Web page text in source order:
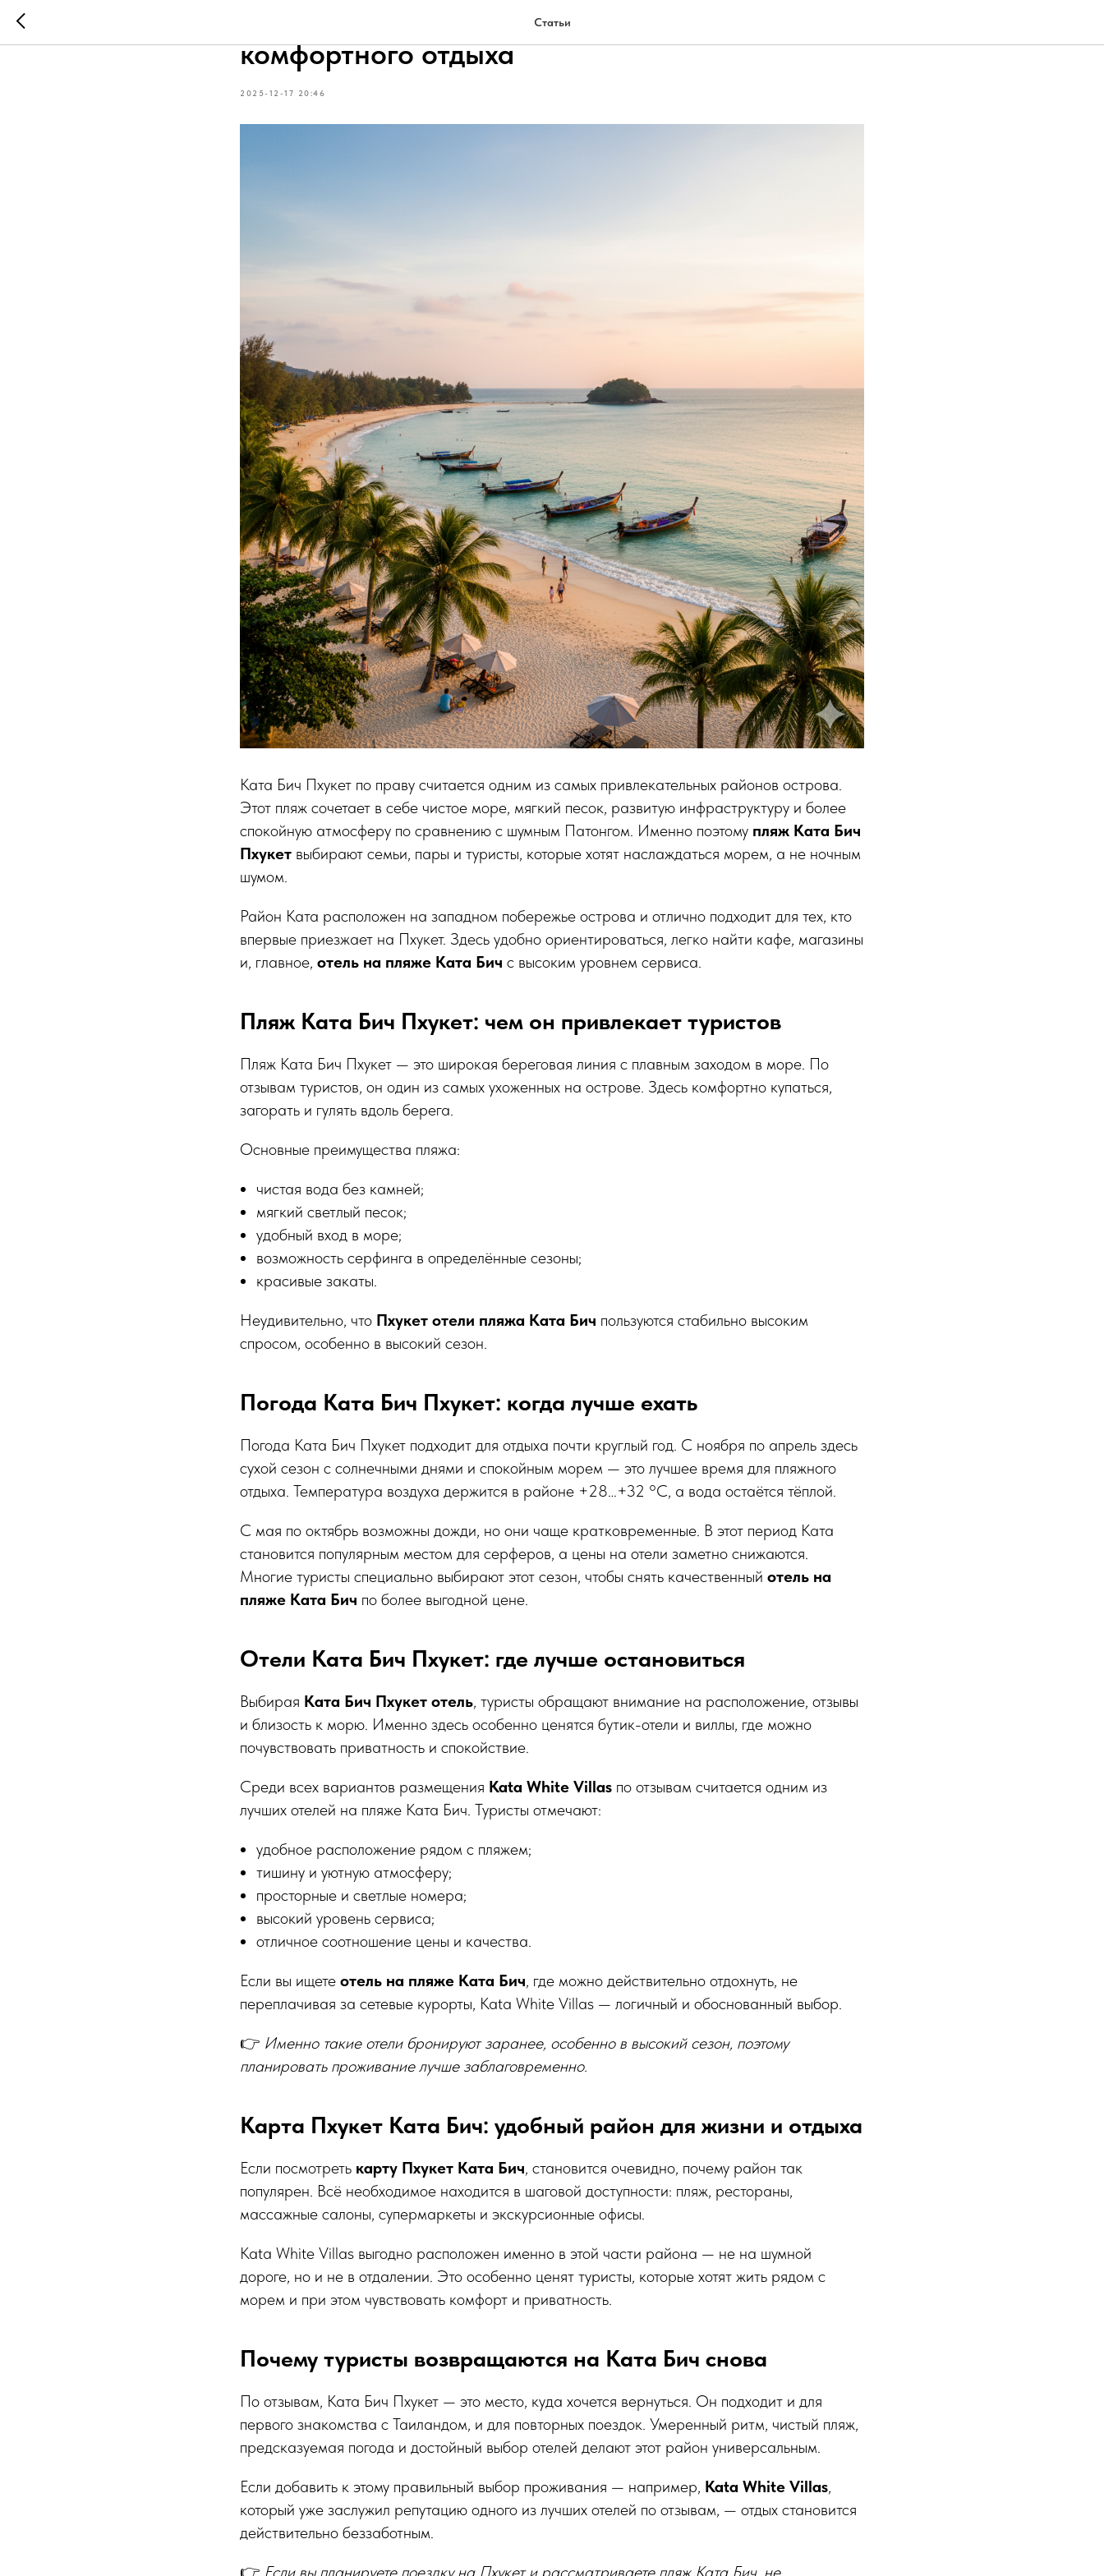
Статьи
Ката Бич Пхукет — популярный курорт для
комфортного отдыха
2025-12-17 20:46
Ката Бич Пхукет по праву считается одним из самых привлекательных районов острова.
Этот пляж сочетает в себе чистое море, мягкий песок, развитую инфраструктуру и более
спокойную атмосферу по сравнению с шумным Патонгом. Именно поэтому пляж Ката Бич
Пхукет выбирают семьи, пары и туристы, которые хотят наслаждаться морем, а не ночным
шумом.
Район Ката расположен на западном побережье острова и отлично подходит для тех, кто
впервые приезжает на Пхукет. Здесь удобно ориентироваться, легко найти кафе, магазины
и, главное, отель на пляже Ката Бич с высоким уровнем сервиса.
Пляж Ката Бич Пхукет: чем он привлекает туристов
Пляж Ката Бич Пхукет — это широкая береговая линия с плавным заходом в море. По
отзывам туристов, он один из самых ухоженных на острове. Здесь комфортно купаться,
загорать и гулять вдоль берега.
Основные преимущества пляжа:
чистая вода без камней;
мягкий светлый песок;
удобный вход в море;
возможность серфинга в определённые сезоны;
красивые закаты.
Неудивительно, что Пхукет отели пляжа Ката Бич пользуются стабильно высоким
спросом, особенно в высокий сезон.
Погода Ката Бич Пхукет: когда лучше ехать
Погода Ката Бич Пхукет подходит для отдыха почти круглый год. С ноября по апрель здесь
сухой сезон с солнечными днями и спокойным морем — это лучшее время для пляжного
отдыха. Температура воздуха держится в районе +28…+32 °C, а вода остаётся тёплой.
С мая по октябрь возможны дожди, но они чаще кратковременные. В этот период Ката
становится популярным местом для серферов, а цены на отели заметно снижаются.
Многие туристы специально выбирают этот сезон, чтобы снять качественный отель на
пляже Ката Бич по более выгодной цене.
Отели Ката Бич Пхукет: где лучше остановиться
Выбирая Ката Бич Пхукет отель, туристы обращают внимание на расположение, отзывы
и близость к морю. Именно здесь особенно ценятся бутик-отели и виллы, где можно
почувствовать приватность и спокойствие.
Среди всех вариантов размещения Kata White Villas по отзывам считается одним из
лучших отелей на пляже Ката Бич. Туристы отмечают:
удобное расположение рядом с пляжем;
тишину и уютную атмосферу;
просторные и светлые номера;
высокий уровень сервиса;
отличное соотношение цены и качества.
Если вы ищете отель на пляже Ката Бич, где можно действительно отдохнуть, не
переплачивая за сетевые курорты, Kata White Villas — логичный и обоснованный выбор.
👉 Именно такие отели бронируют заранее, особенно в высокий сезон, поэтому
планировать проживание лучше заблаговременно.
Карта Пхукет Ката Бич: удобный район для жизни и отдыха
Если посмотреть карту Пхукет Ката Бич, становится очевидно, почему район так
популярен. Всё необходимое находится в шаговой доступности: пляж, рестораны,
массажные салоны, супермаркеты и экскурсионные офисы.
Kata White Villas выгодно расположен именно в этой части района — не на шумной
дороге, но и не в отдалении. Это особенно ценят туристы, которые хотят жить рядом с
морем и при этом чувствовать комфорт и приватность.
Почему туристы возвращаются на Ката Бич снова
По отзывам, Ката Бич Пхукет — это место, куда хочется вернуться. Он подходит и для
первого знакомства с Таиландом, и для повторных поездок. Умеренный ритм, чистый пляж,
предсказуемая погода и достойный выбор отелей делают этот район универсальным.
Если добавить к этому правильный выбор проживания — например, Kata White Villas,
который уже заслужил репутацию одного из лучших отелей по отзывам, — отдых становится
действительно беззаботным.
👉 Если вы планируете поездку на Пхукет и рассматриваете пляж Ката Бич, не